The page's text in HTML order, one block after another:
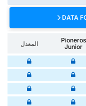
DATA
Pioneros
Junior
المعدل